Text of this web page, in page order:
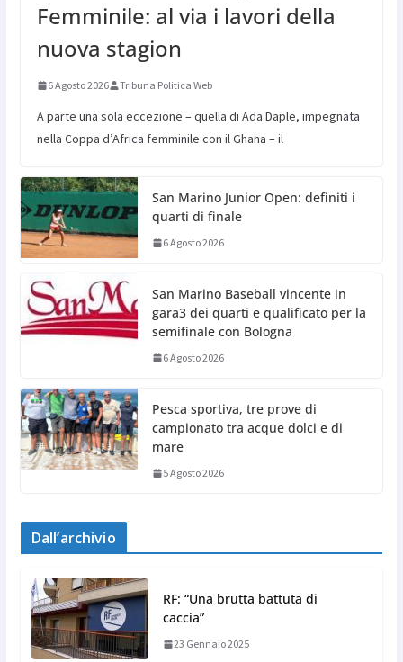
Femminile: al via i lavori della
nuova stagion
6 Agosto 2026 Tribuna Politica Web
A parte una sola eccezione – quella di Ada Daple, impegnata
nella Coppa d’Africa femminile con il Ghana – il
San Marino Junior Open: definiti i
quarti di finale
6 Agosto 2026
San Marino Baseball vincente in
gara3 dei quarti e qualificato per la
semifinale con Bologna
6 Agosto 2026
Pesca sportiva, tre prove di
campionato tra acque dolci e di
mare
5 Agosto 2026
Dall’archivio
RF: “Una brutta battuta di
caccia”
23 Gennaio 2025